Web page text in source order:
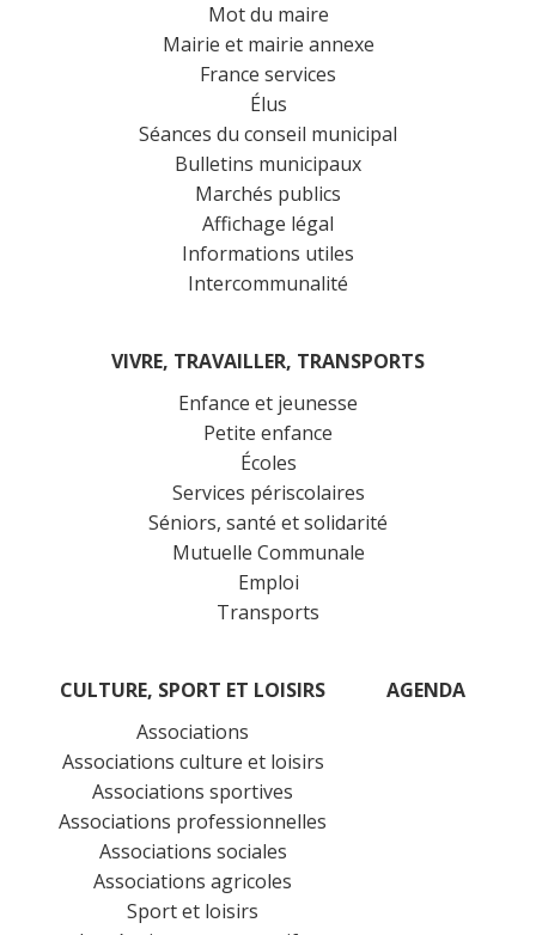
Mot du maire
Mairie et mairie annexe
France services
Élus
Séances du conseil municipal
Bulletins municipaux
Marchés publics
Affichage légal
Informations utiles
Intercommunalité
VIVRE, TRAVAILLER, TRANSPORTS
Enfance et jeunesse
Petite enfance
Écoles
Services périscolaires
Séniors, santé et solidarité
Mutuelle Communale
Emploi
Transports
CULTURE, SPORT ET LOISIRS
Associations
Associations culture et loisirs
Associations sportives
Associations professionnelles
Associations sociales
Associations agricoles
Sport et loisirs
AGENDA